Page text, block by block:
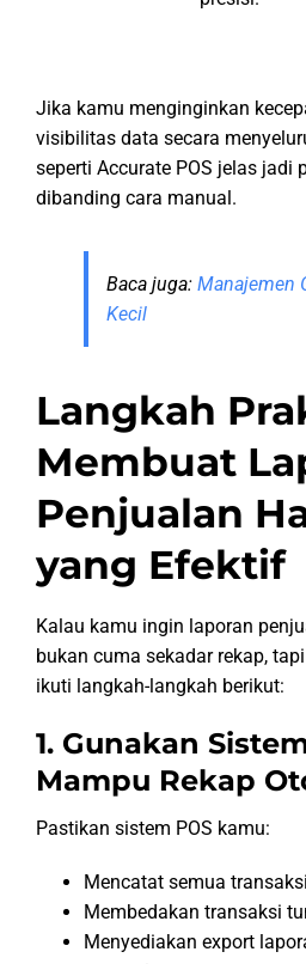
Jika kamu menginginkan
visibilitas data secara
seperti Accurate POS jelas jadi
dibanding cara manual.
Baca juga: Manajemen
Kecil
Langkah
Membuat
Penjualan
yang Efektif
Kalau kamu ingin laporan
bukan cuma sekadar rekap,
ikuti langkah-langkah berikut:
1. Gunakan
Mampu Rekap
Pastikan sistem POS kamu:
Mencatat semua
Membedakan transaksi
Menyediakan export